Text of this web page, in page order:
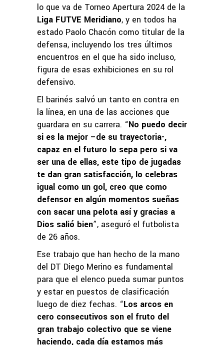
lo que va de Torneo Apertura 2024 de la
Liga FUTVE Meridiano, y en todos ha
estado Paolo Chacón como titular de la
defensa, incluyendo los tres últimos
encuentros en el que ha sido incluso,
figura de esas exhibiciones en su rol
defensivo.
El barinés salvó un tanto en contra en
la línea, en una de las acciones que
guardara en su carrera. “No puedo decir
si es la mejor –de su trayectoria-,
capaz en el futuro lo sepa pero si va
ser una de ellas, este tipo de jugadas
te dan gran satisfacción, lo celebras
igual como un gol, creo que como
defensor en algún momentos sueñas
con sacar una pelota así y gracias a
Dios salió bien”, aseguró el futbolista
de 26 años.
Ese trabajo que han hecho de la mano
del DT Diego Merino es fundamental
para que el elenco pueda sumar puntos
y estar en puestos de clasificación
luego de diez fechas. “Los arcos en
cero consecutivos son el fruto del
gran trabajo colectivo que se viene
haciendo, cada día estamos más